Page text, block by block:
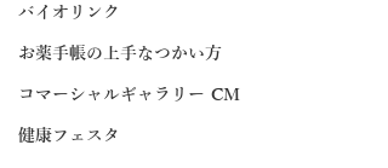
バイオリンク
お薬手帳の上手なつかい方
コマーシャルギャラリー CM
健康フェスタ